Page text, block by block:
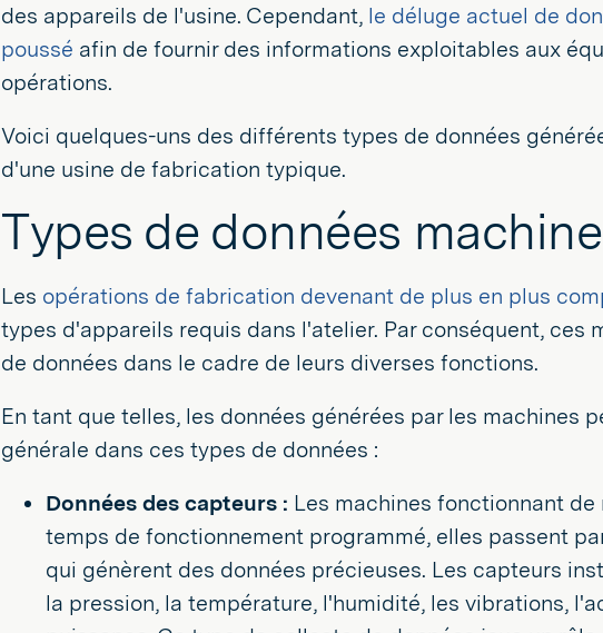
des appareils de l'usine. Cependant, le déluge actuel de
poussé afin de fournir des informations exploitables aux
opérations.
Voici quelques-uns des différents types de données
d'une usine de fabrication typique.
Types de données machine
Les opérations de fabrication devenant de plus en plus
types d'appareils requis dans l'atelier. Par conséquent,
de données dans le cadre de leurs diverses fonctions.
En tant que telles, les données générées par les machines
générale dans ces types de données :
Données des capteurs : Les machines fonctionnant
temps de fonctionnement programmé, elles passent
qui génèrent des données précieuses. Les capteurs
la pression, la température, l'humidité, les vibrations,